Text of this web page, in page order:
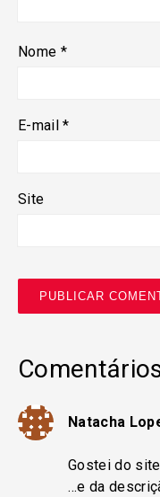
Nome *
E-mail*
Site
Natacha
Gostei do
…e da